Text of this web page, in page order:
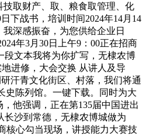
取财产、取、粮食取管理、化
下战书，培训时间2024年14月14
深感振奋，为您供给企业日
年3月30日上午9：00正在招商
段文本我将为你扩写，无棣农博
进修，大会交换 从讲人及导
汗青文化街区、村落，我们将通
史陈列馆。一键下载。同时为大
他强调，正在第135届中国进出
长沙到常德，无棣农博城做为
核心勾当现场，讲授能力大赛技